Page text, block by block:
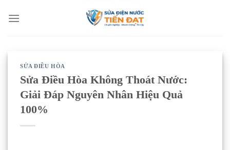
qua
SỬA ĐIỀU HÒA
Sửa Điều Hòa Không Thoát Nước:
Giải Đáp Nguyên Nhân Hiệu Quả
100%